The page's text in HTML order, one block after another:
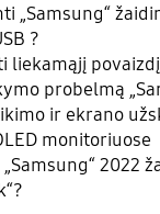
„Samsung“
?
liekamąjį
probelmą
ir ekrano
monitoriuose
2022